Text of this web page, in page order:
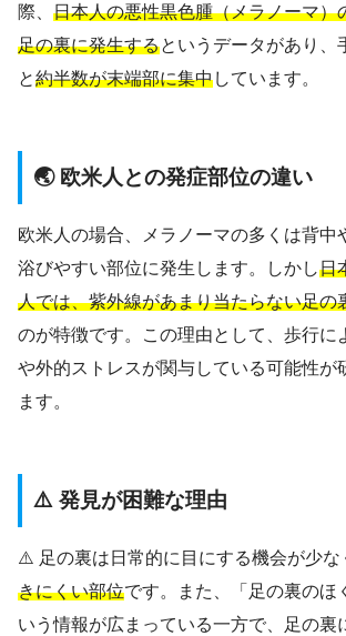
際、 日本人の悪性黒色腫（メラノーマ）
足の裏に発生するというデータがあり、
と約半数が末端部に集中しています。
🌏 欧米人との発症部位の違い
欧米人の場合、メラノーマの多くは背中
浴びやすい部位に発生します。しかし日
人では、紫外線があまり当たらない足の
のが特徴です。この理由として、歩行に
や外的ストレスが関与している可能性が
ます。
⚠️ 発見が困難な理由
⚠️ 足の裏は日常的に目にする機会が少な
きにくい部位です。また、「足の裏のほ
いう情報が広まっている一方で、足の裏